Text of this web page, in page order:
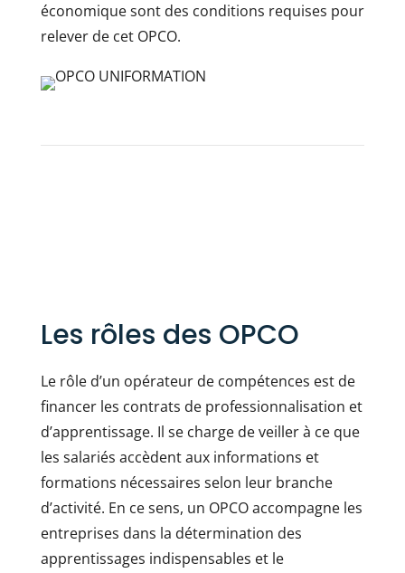
économique sont des conditions requises pour
relever de cet OPCO.
Les rôles des OPCO
Le rôle d’un opérateur de compétences est de
financer les contrats de professionnalisation et
d’apprentissage. Il se charge de veiller à ce que
les salariés accèdent aux informations et
formations nécessaires selon leur branche
d’activité. En ce sens, un OPCO accompagne les
entreprises dans la détermination des
apprentissages indispensables et le